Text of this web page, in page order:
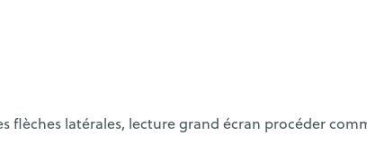
flèches latérales, lecture grand écran procéder